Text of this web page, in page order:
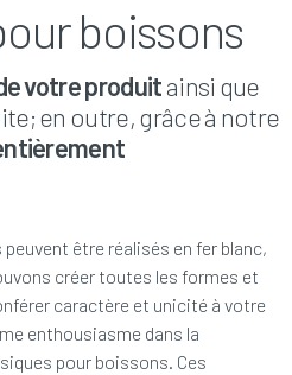
boissons
votre produitainsi que
en outre, grâce à notre
être réalisés en fer blanc,
créer toutes les formes et
caractère et unicité à votre
enthousiasme dans la
pour boissons. Ces